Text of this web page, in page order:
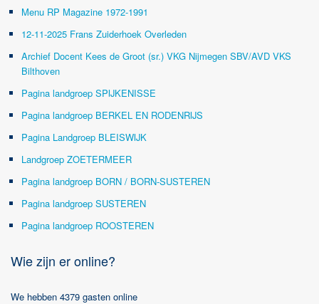
Menu RP Magazine 1972-1991
12-11-2025 Frans Zuiderhoek Overleden
Archief Docent Kees de Groot (sr.) VKG Nijmegen SBV/AVD VKS
Bilthoven
Pagina landgroep SPIJKENISSE
Pagina landgroep BERKEL EN RODENRIJS
Pagina Landgroep BLEISWIJK
Landgroep ZOETERMEER
Pagina landgroep BORN / BORN-SUSTEREN
Pagina landgroep SUSTEREN
Pagina landgroep ROOSTEREN
Wie zijn er online?
We hebben 4379 gasten online